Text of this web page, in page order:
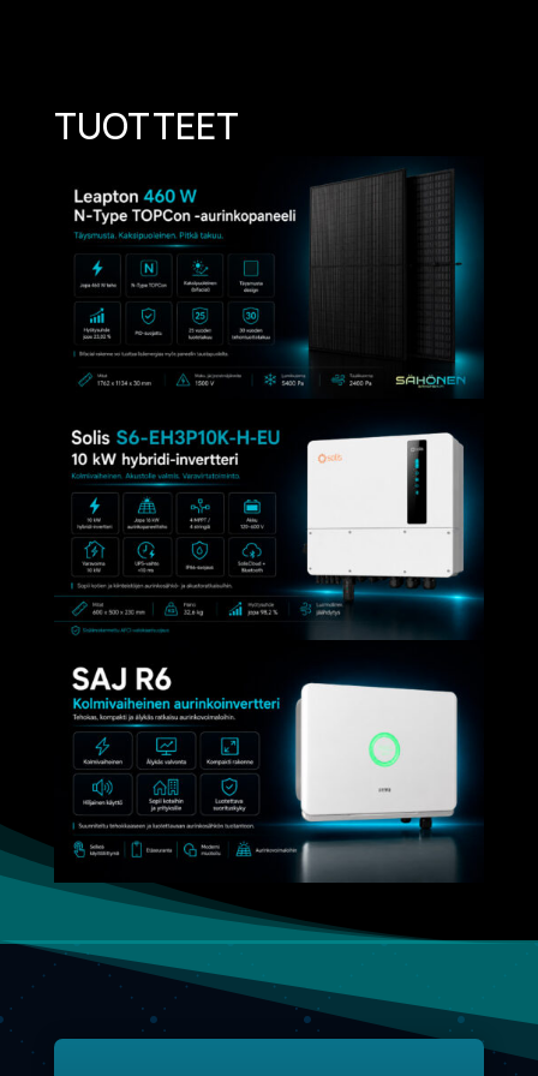
TUOTTEET